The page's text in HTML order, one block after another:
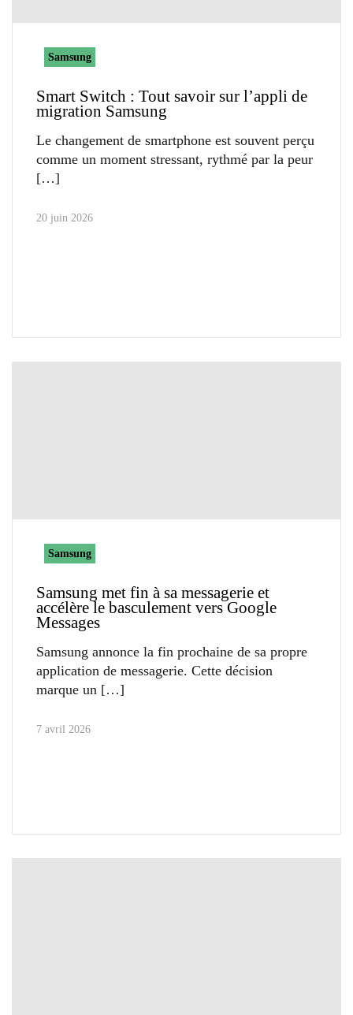
Samsung
Smart Switch : Tout savoir sur l’appli de
migration Samsung
Le changement de smartphone est souvent perçu
comme un moment stressant, rythmé par la peur
20 juin 2026
Samsung
Samsung met fin à sa messagerie et
accélère le basculement vers Google
Messages
Samsung annonce la fin prochaine de sa propre
application de messagerie. Cette décision
marque un
7 avril 2026